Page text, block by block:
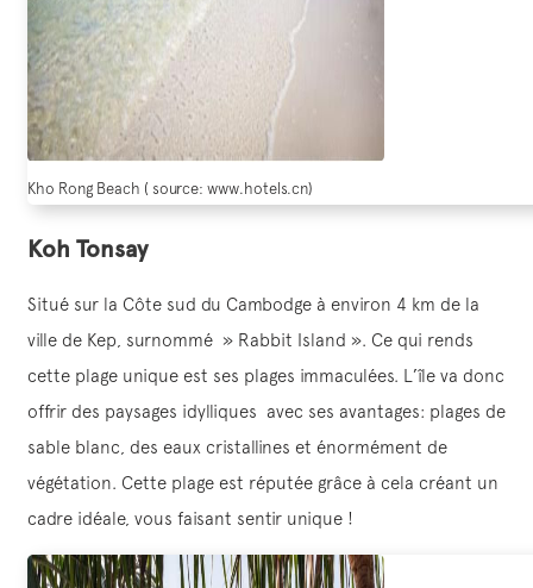
Kho Rong Beach ( source: www.hotels.cn)
Koh Tonsay
Situé sur la Côte sud du Cambodge à environ 4 km de la
ville de Kep, surnommé » Rabbit Island ». Ce qui rends
cette plage unique est ses plages immaculées. L’île va donc
offrir des paysages idylliques avec ses avantages: plages de
sable blanc, des eaux cristallines et énormément de
végétation. Cette plage est réputée grâce à cela créant un
cadre idéale, vous faisant sentir unique !